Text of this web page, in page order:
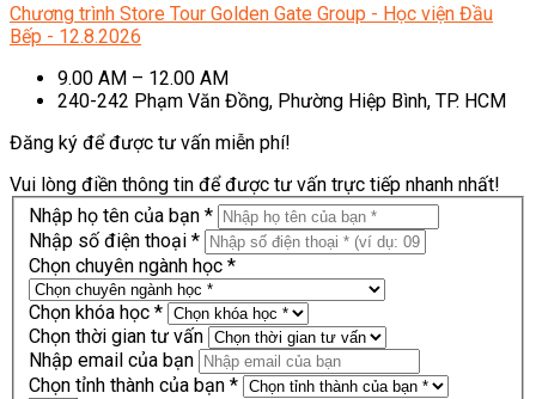
Chương trình Store Tour Golden Gate Group - Học viện Đầu
Bếp - 12.8.2026
9.00 AM – 12.00 AM
240-242 Phạm Văn Đồng, Phường Hiệp Bình, TP. HCM
Đăng ký để được tư vấn miễn phí!
Vui lòng điền thông tin để được tư vấn trực tiếp nhanh nhất!
Nhập họ tên của bạn *
Nhập số điện thoại *
Chọn chuyên ngành học *
Chọn khóa học *
Chọn thời gian tư vấn
Nhập email của bạn
Chọn tỉnh thành của bạn *